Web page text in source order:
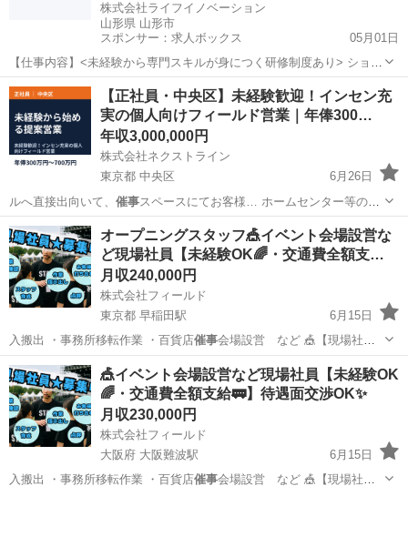
株式会社ライフイノベーション
山形県 山形市
スポンサー：求人ボックス
05月01日
【仕事内容】<未経験から専門スキルが身につく研修制度あり> ショッ
ピングセンター等での催事買取会場にて、営業・企画・管理業務を担
当します。 具体的には 主に関東・東北エリアの商業施設内で、宝石や
貴金属の買取イベントを運営し、接客か...
正社員
【正社員・中央区】未経験歓迎！インセン充
実の個人向けフィールド営業｜年俸300…
年収3,000,000円
株式会社ネクストライン
東京都 中央区
6月26日
ルへ直接出向いて、 催事スペースにてお客様… ホームセンター等の催
事場にブースを構えお… やホームセンターの催事場は10:00~2…
東京 中央区 営業 未経験
オープニングスタッフ🎪イベント会場設営な
ど現場社員【未経験OK🌈・交通費全額支…
月収240,000円
株式会社フィールド
東京都 早稲田駅
6月15日
入搬出 ・事務所移転作業 ・百貨店催事会場設営 など 🎪【現場社員
の仕…
東京 新宿区 早稲田駅 その他 社員
🎪イベント会場設営など現場社員【未経験OK
🌈・交通費全額支給🚃】待遇面交渉OK✨
月収230,000円
株式会社フィールド
大阪府 大阪難波駅
6月15日
入搬出 ・事務所移転作業 ・百貨店催事会場設営 など 🎪【現場社員